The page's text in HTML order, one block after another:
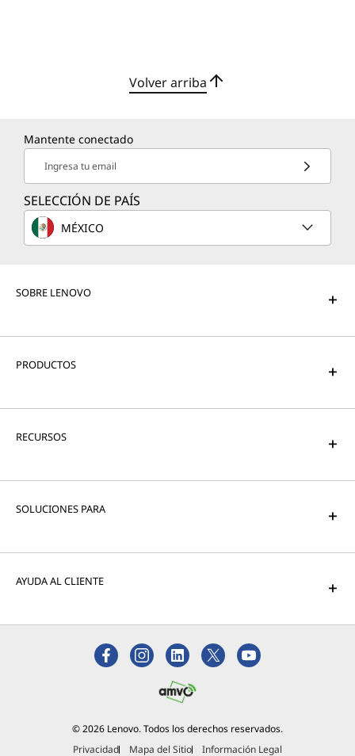
¿Tienes alguna duda?
Volver arriba
Mantente conectado
Ingresa tu email
SELECCIÓN DE PAÍS
MÉXICO
SOBRE LENOVO
PRODUCTOS
RECURSOS
SOLUCIONES PARA
AYUDA AL CLIENTE
© 2026 Lenovo. Todos los derechos reservados.
Privacidad
Mapa del Sitio Información Legal